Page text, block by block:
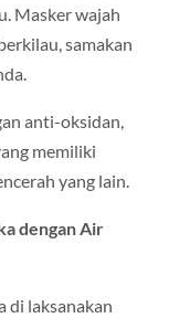
Masker wajah
samakan
anti-oksidan,
memiliki
yang lain.
dengan Air
di laksanakan